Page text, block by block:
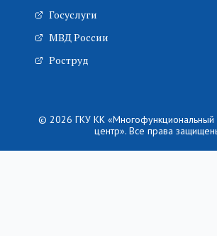
Госуслуги
МВД России
Роструд
© 2026 ГКУ КК «Многофункциональный
центр». Все права